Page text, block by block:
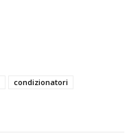
condizionatori